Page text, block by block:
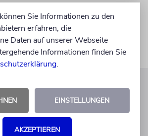
KUNDENSERVICE
+49 30 275833 0
Mo-Do 9-17 Uhr
Sie Informationen zu den
erfahren, die
Daten auf unserer Webseite
Informationen finden Sie
.
EINSTELLUNGEN
AKZEPTIEREN